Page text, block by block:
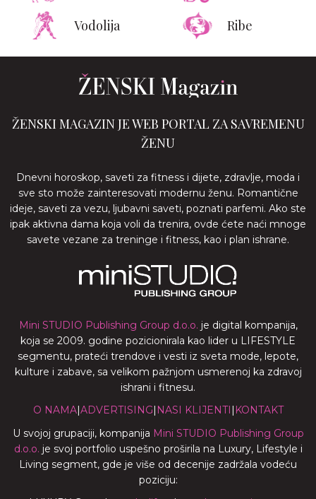
Vodolija Ribe
ŽENSKI MAGAZIN JE WEB PORTAL ZA SAVREMENU
ŽENU
Dnevni horoskop, saveti za fitness i dijete, zdravlje, moda i
sve sto može zainteresovati modernu ženu. Romantične
ideje, saveti za vezu, ljubavni saveti, poznati parfemi. Ako ste
ipak aktivna dama koja voli da trenira, ovde ćete naći mnoge
savete vezane za treninge i fitness, kao i plan ishrane.
Mini STUDIO Publishing Group d.o.o. je digital kompanija,
koja se 2009. godine pozicionirala kao lider u LIFESTYLE
segmentu, prateći trendove i vesti iz sveta mode, lepote,
kulture i zabave, sa velikom pažnjom usmerenoj ka zdravoj
ishrani i fitnesu.
O NAMA|ADVERTISING| NASI KLIJENTI | KONTAKT
U svojoj grupaciji, kompanija Mini STUDIO Publishing Group
d.o.o. je svoj portfolio uspešno proširila na Luxury, Lifestyle i
Living segment, gde je više od decenije zadržala vodeću
poziciju: